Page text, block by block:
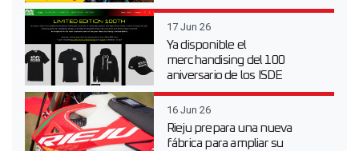
17 Jun 26
Ya disponible el
merchandising del 100
aniversario de los ISDE
16 Jun 26
Rieju prepara una nueva
fábrica para ampliar su